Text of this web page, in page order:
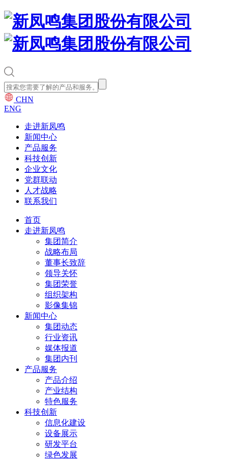
CHN
ENG
走进新凤鸣
新闻中心
产品服务
科技创新
企业文化
党群联动
人才战略
联系我们
首页
走进新凤鸣
集团简介
战略布局
董事长致辞
领导关怀
集团荣誉
组织架构
影像集锦
新闻中心
集团动态
行业资讯
媒体报道
集团内刊
产品服务
产品介绍
产业结构
特色服务
科技创新
信息化建设
设备展示
研发平台
绿色发展